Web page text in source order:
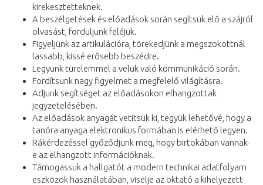
kirekesztetteknek.
A beszélgetések és előadások során segítsük elő a szájról
olvasást, forduljunk feléjük.
Figyeljünk az artikulációra, törekedjünk a megszokottnál
lassabb, kissé erősebb beszédre.
Legyünk türelemmel a velük való kommunikáció során.
Fordítsunk nagy figyelmet a megfelelő világításra.
Adjunk segítséget az előadásokon elhangzottak
jegyzetelésében.
Az előadások anyagát vetítsük ki, tegyük lehetővé, hogy a
tanóra anyaga elektronikus formában is elérhető legyen.
Rákérdezéssel győződjünk meg, hogy birtokában vannak-
e az elhangzott információknak.
Támogassuk a hallgatót a modern technikai adatfolyam
eszközök használatában, viselje az oktató a kihelyezett